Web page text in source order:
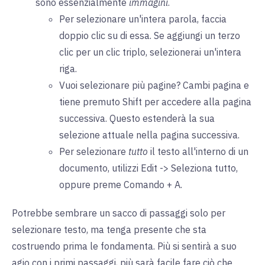
sono essenzialmente immagini.
Per selezionare un'intera parola, faccia
doppio clic su di essa. Se aggiungi un terzo
clic per un clic triplo, selezionerai un'intera
riga.
Vuoi selezionare più pagine? Cambi pagina e
tiene premuto Shift per accedere alla pagina
successiva. Questo estenderà la sua
selezione attuale nella pagina successiva.
Per selezionare tutto il testo all'interno di un
documento, utilizzi Edit -> Seleziona tutto,
oppure preme Comando + A.
Potrebbe sembrare un sacco di passaggi solo per
selezionare testo, ma tenga presente che sta
costruendo prima le fondamenta. Più si sentirà a suo